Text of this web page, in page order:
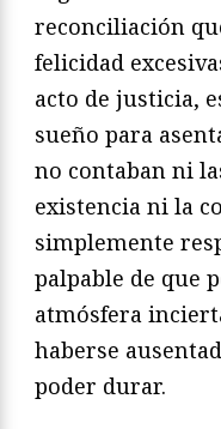
reconciliación
felicidad
acto de justicia,
sueño para
no contaban ni
existencia ni la
simplemente
palpable de que
atmósfera
haberse
poder durar.